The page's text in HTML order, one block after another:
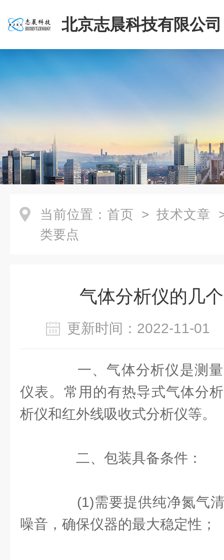
北京志晨科技有限公司
当前位置： 首页 > 技术文章
类要点
气体分析仪的几
更新时间：2022-11-
一、气体分析仪是测量
仪表。常用的有热导式气体分
析仪和红外线吸收式分析仪等。
二、包装具备条件：
(1)需要提供纯净氮气清
噪音，确保仪器的最大稳定性；